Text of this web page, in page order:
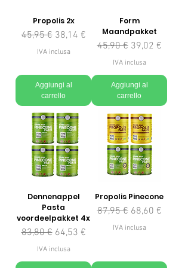
Propolis 2x
Prezzo regolare
45,95 € Prezzo scontato
38,14 €
IVA inclusa
Aggiungi al
carrello
Form
Maandpakket
Prezzo regolare
45,90 € Prezzo scontato
39,02 €
IVA inclusa
Aggiungi al
carrello
Dennenappel
Pasta
voordeelpakket 4x
Prezzo regolare
83,80 € Prezzo scontato
64,53 €
IVA inclusa
Propolis Pinecone
Prezzo regolare
87,95 € Prezzo scontato
68,60 €
IVA inclusa